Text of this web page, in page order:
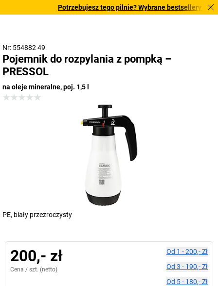
Potrzebujesz tego pilnie? Wybrane bestsellery
Nr: 554882 49
Pojemnik do rozpylania z pompką –
PRESSOL
na oleje mineralne, poj. 1,5 l
PE, biały przezroczysty
200,- zł
Cena / szt. (netto)
Od 1 -200,- Zł
Od 3 - 190,- Zł
Od 5- 180,- Zł